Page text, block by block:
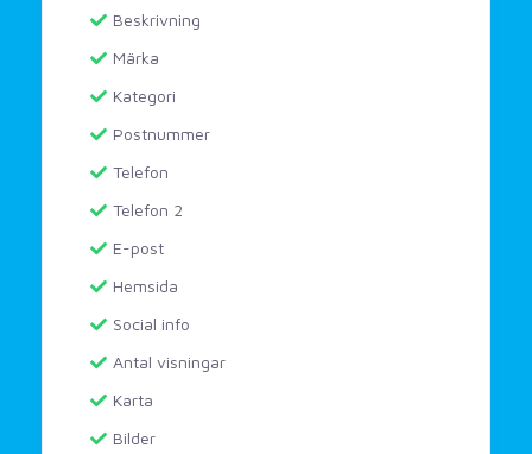
Beskrivning
Märka
Kategori
Postnummer
Telefon
Telefon 2
E-post
Hemsida
Social info
Antal visningar
Karta
Bilder